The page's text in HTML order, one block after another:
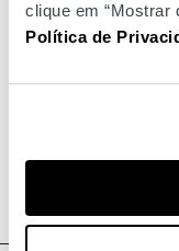
clique em “Mostrar
Política de